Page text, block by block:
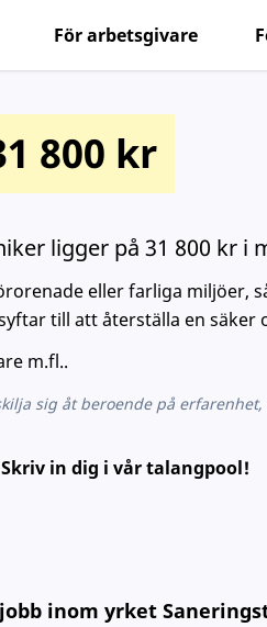
För arbetsgivare
800 kr
ligger på 31 800 kr i
eller farliga miljöer,
till att återställa en säker
m.fl..
sig åt beroende på
in dig i vår talangpool!
inom yrket